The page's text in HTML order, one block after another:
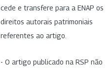
cede e transfere para a ENAP os
direitos autorais patrimoniais
referentes ao artigo.
- O artigo publicado na RSP não